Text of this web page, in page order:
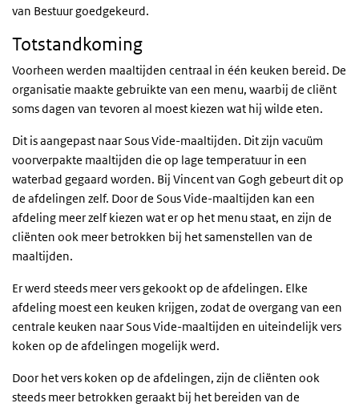
van Bestuur goedgekeurd.
Totstandkoming
Voorheen werden maaltijden centraal in één keuken bereid. De
organisatie maakte gebruikte van een menu, waarbij de cliënt
soms dagen van tevoren al moest kiezen wat hij wilde eten.
Dit is aangepast naar Sous Vide-maaltijden. Dit zijn vacuüm
voorverpakte maaltijden die op lage temperatuur in een
waterbad gegaard worden. Bij Vincent van Gogh gebeurt dit op
de afdelingen zelf. Door de Sous Vide-maaltijden kan een
afdeling meer zelf kiezen wat er op het menu staat, en zijn de
cliënten ook meer betrokken bij het samenstellen van de
maaltijden.
Er werd steeds meer vers gekookt op de afdelingen. Elke
afdeling moest een keuken krijgen, zodat de overgang van een
centrale keuken naar Sous Vide-maaltijden en uiteindelijk vers
koken op de afdelingen mogelijk werd.
Door het vers koken op de afdelingen, zijn de cliënten ook
steeds meer betrokken geraakt bij het bereiden van de